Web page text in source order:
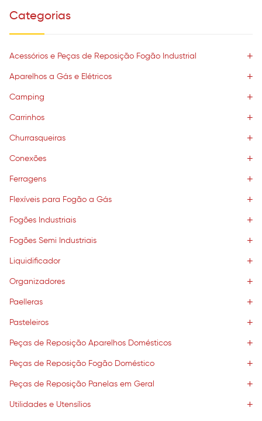
Categorias
Acessórios e Peças de Reposição Fogão Industrial
Aparelhos a Gás e Elétricos
Camping
Carrinhos
Churrasqueiras
Conexões
Ferragens
Flexíveis para Fogão a Gás
Fogões Industriais
Fogões Semi Industriais
Liquidificador
Organizadores
Paelleras
Pasteleiros
Peças de Reposição Aparelhos Domésticos
Peças de Reposição Fogão Doméstico
Peças de Reposição Panelas em Geral
Utilidades e Utensílios